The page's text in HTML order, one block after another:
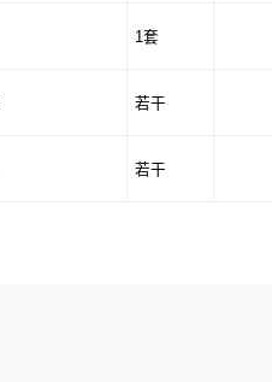
1套
若干
若干